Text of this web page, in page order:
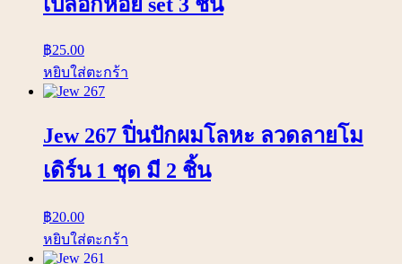
฿25.00
หยิบใส่ตะกร้า
Jew 267 ปิ่นปักผมโลหะ ลวดลายโม
เดิร์น 1 ชุด มี 2 ชิ้น
฿20.00
หยิบใส่ตะกร้า